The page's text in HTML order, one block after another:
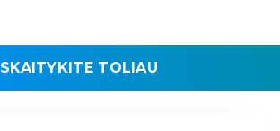
SKAITYKITE TOLIAU